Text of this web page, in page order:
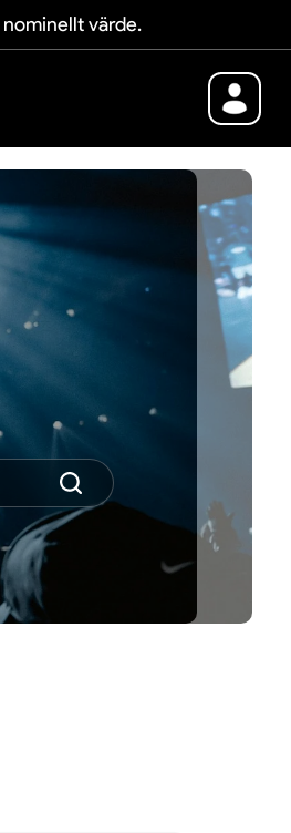
värde.